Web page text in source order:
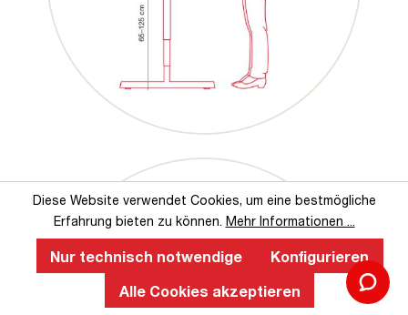
Diese Website verwendet Cookies, um eine bestmögliche
Erfahrung bieten zu können. Mehr Informationen ...
Nur technisch notwendige
Konfigurieren
Alle Cookies akzeptieren